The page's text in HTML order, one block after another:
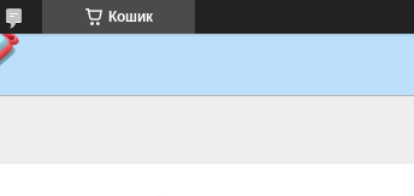
Кошик